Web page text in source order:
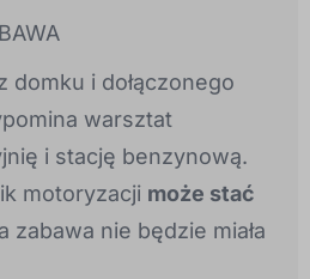
domku i dołączonego
warsztat
i stację benzynową.
motoryzacji może stać
zabawa nie będzie miała